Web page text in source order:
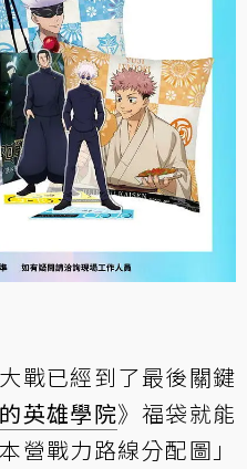
戰已經到了最後關鍵
英雄學院》福袋就能
營戰力路線分配圖」